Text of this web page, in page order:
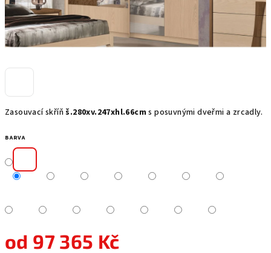
Zasouvací skříňš.280xv.247xhl.66cm s posuvnými dveřmi a zrcadly.
BARVA
od 97 365 Kč